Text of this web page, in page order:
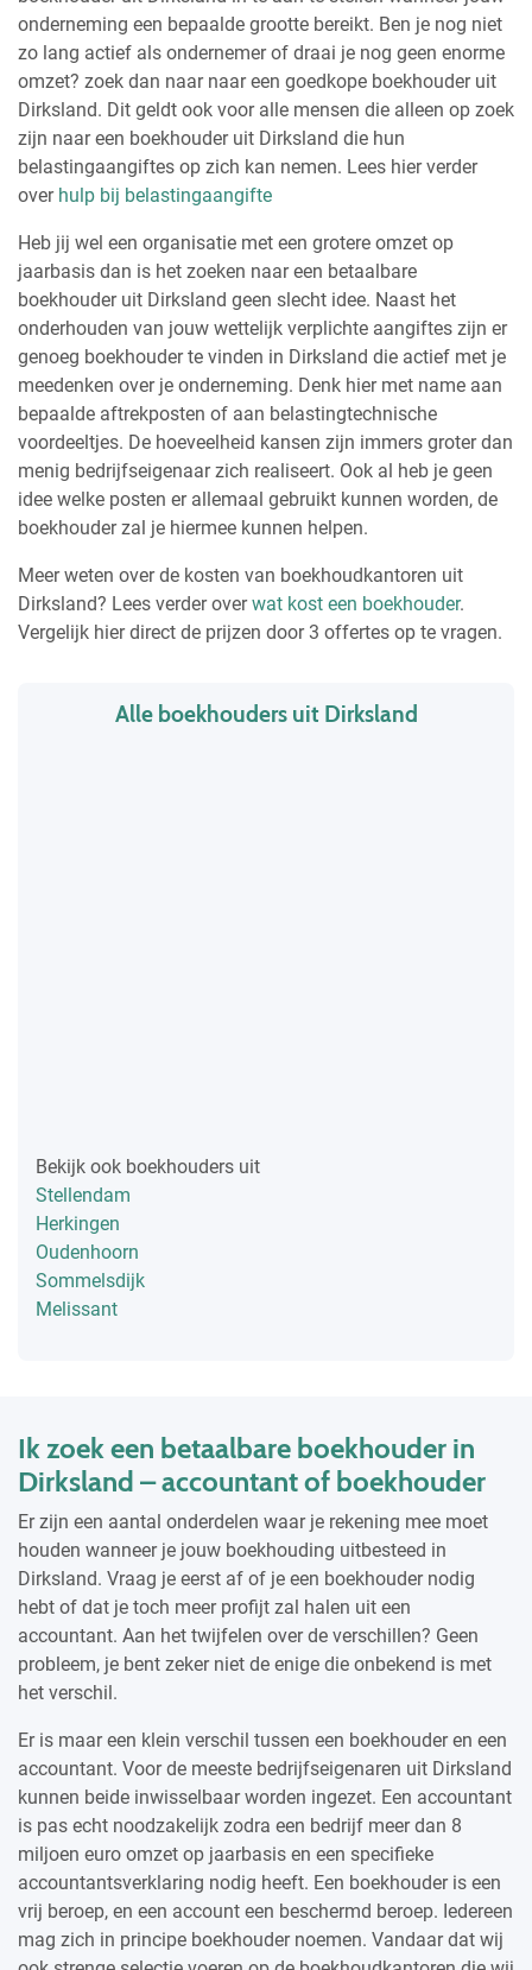
onderneming een bepaalde grootte bereikt. Ben je nog niet
zo lang actief als ondernemer of draai je nog geen enorme
omzet? zoek dan naar naar een goedkope boekhouder uit
Dirksland. Dit geldt ook voor alle mensen die alleen op zoek
zijn naar een boekhouder uit Dirksland die hun
belastingaangiftes op zich kan nemen. Lees hier verder
over hulp bij belastingaangifte
Heb jij wel een organisatie met een grotere omzet op
jaarbasis dan is het zoeken naar een betaalbare
boekhouder uit Dirksland geen slecht idee. Naast het
onderhouden van jouw wettelijk verplichte aangiftes zijn er
genoeg boekhouder te vinden in Dirksland die actief met je
meedenken over je onderneming. Denk hier met name aan
bepaalde aftrekposten of aan belastingtechnische
voordeeltjes. De hoeveelheid kansen zijn immers groter dan
menig bedrijfseigenaar zich realiseert. Ook al heb je geen
idee welke posten er allemaal gebruikt kunnen worden, de
boekhouder zal je hiermee kunnen helpen.
Meer weten over de kosten van boekhoudkantoren uit
Dirksland? Lees verder overwat kost een boekhouder.
Vergelijk hier direct de prijzen door 3 offertes op te vragen.
Alle boekhouders uit Dirksland
Bekijk ook boekhouders uit
Stellendam
Herkingen
Oudenhoorn
Sommelsdijk
Melissant
Ik zoek een betaalbare boekhouder in
Dirksland – accountant of boekhouder
Er zijn een aantal onderdelen waar je rekening mee moet
houden wanneer je jouw boekhouding uitbesteed in
Dirksland. Vraag je eerst af of je een boekhouder nodig
hebt of dat je toch meer profijt zal halen uit een
accountant. Aan het twijfelen over de verschillen? Geen
probleem, je bent zeker niet de enige die onbekend is met
het verschil.
Er is maar een klein verschil tussen een boekhouder en een
accountant. Voor de meeste bedrijfseigenaren uit Dirksland
kunnen beide inwisselbaar worden ingezet. Een accountant
is pas echt noodzakelijk zodra een bedrijf meer dan 8
miljoen euro omzet op jaarbasis en een specifieke
accountantsverklaring nodig heeft. Een boekhouder is een
vrij beroep, en een account een beschermd beroep. Iedereen
mag zich in principe boekhouder noemen. Vandaar dat wij